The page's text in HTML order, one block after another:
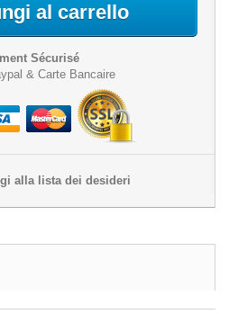
al carrello
Sécurisé
& Carte Bancaire
alla lista dei desideri